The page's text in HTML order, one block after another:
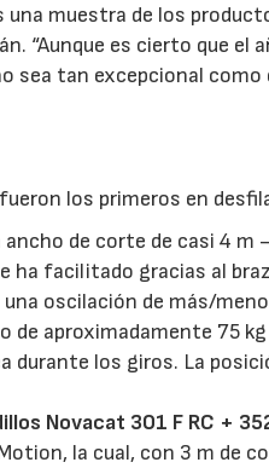
muestra de los
“Aunque es cierto que el
sea tan excepcional
los primeros en
ancho de corte de casi 4
ha facilitado gracias al
oscilación de más/
de aproximadamente 75
durante los giros. La
Novacat 301 F RC +
la cual, con 3 m de